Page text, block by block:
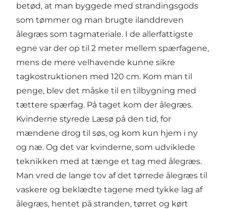
betød, at man byggede med strandingsgods
som tømmer og man brugte ilanddreven
ålegræs som tagmateriale. I de allerfattigste
egne var der op til 2 meter mellem spærfagene,
mens de mere velhavende kunne sikre
tagkostruktionen med 120 cm. Kom man til
penge, blev det måske til en tilbygning med
tættere spærfag. På taget kom der ålegræs.
Kvinderne styrede Læsø på den tid, for
mændene drog til søs, og kom kun hjem i ny
og næ. Og det var kvinderne, som udviklede
teknikken med at tænge et tag med ålegræs.
Man vred de lange tov af det tørrede ålegræs til
vaskere og beklædte tagene med tykke lag af
ålegræs, hentet på stranden, tørret og kørt